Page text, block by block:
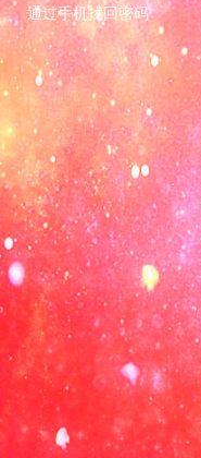
通过手机找回密码